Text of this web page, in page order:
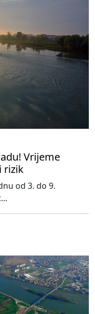
Vrijeme
rizik
od 3. do 9.